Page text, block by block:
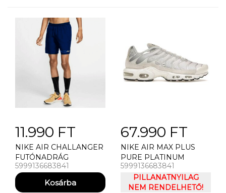
11.990 FT
NIKE AIR CHALLANGER
FUTÓNADRÁG
5999136683841
67.990 FT
NIKE AIR MAX PLUS
PURE PLATINUM
SILVER FÉRFI UTCAI
CIPŐ
5999136683841
PILLANATNYILAG
NEM RENDELHETŐ!